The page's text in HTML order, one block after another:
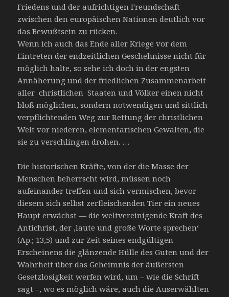
Friedens und der aufrichtigen Freundschaft
zwischen den europäischen Nationen deutlich vor
das Bewußtsein zu rücken.
Wenn ich auch das Ende aller Kriege vor dem
Eintreten der endzeitlichen Geschehnisse nicht für
möglich halte, so sehe ich doch in der engsten
Annäherung und der friedlichen Zusammenarbeit
aller christlichen Staaten und Völker einen nicht
bloß möglichen, sondern notwendigen und sittlich
verpflichtenden Weg zur Rettung der christlichen
Welt vor niederen, elementarischen Gewalten, die
sie zu verschlingen drohen. …
Die historischen Kräfte, von der die Masse der
Menschen beherrscht wird, müssen noch
aufeinander treffen und sich vermischen, bevor
diesem sich selbst zerfleischenden Tier ein neues
Haupt erwächst — die weltvereinigende Kraft des
Antichrist, der ‚laute und große Worte sprechen‘
(Ap.; 13,5) und zur Zeit seines endgültigen
Erscheinens die glänzende Hülle des Guten und der
Wahrheit über das Geheimnis der äußersten
Gesetzlosigkeit werfen wird, um – wie die Schrift
sagt –, wo es möglich wäre, auch die Auserwählten